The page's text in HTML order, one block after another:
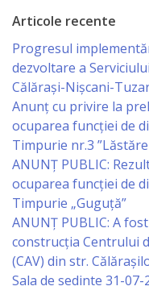
Consiliului
Consilieri
Comisii
de
specialitate
Consiliului
Dispoziții
Articole recente
Progresul
dezvoltare a
Călărași-Nișcani-
Anunț cu privire la
ocuparea funcţiei de
Timpurie nr.3
ANUNȚ PUBLIC:
ocuparea funcției de
Timpurie „Guguță”
ANUNȚ PUBLIC: A
construcția Centrului
(CAV) din str.
Sala de sedinte 31-07-